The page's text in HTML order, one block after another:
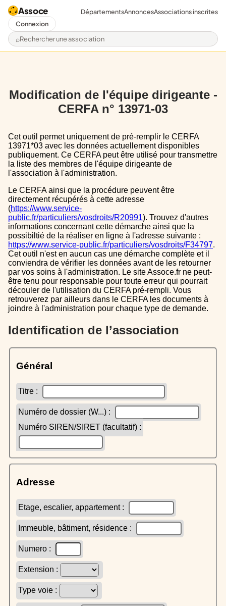
Assoce
Rechercher une association
DépartementsAnnoncesAssociations inscrites
Connexion
Modification de l'équipe dirigeante -
CERFA n° 13971-03
Cet outil permet uniquement de pré-remplir le CERFA
13971*03 avec les données actuellement disponibles
publiquement. Ce CERFA peut être utilisé pour transmettre
la liste des membres de l'équipe dirigeante de
l'association à l'administration.
Le CERFA ainsi que la procédure peuvent être
directement récupérés à cette adresse
(https://www.service-
public.fr/particuliers/vosdroits/R20991). Trouvez d'autres
informations concernant cette démarche ainsi que la
possibiltié de la réaliser en ligne à l'adresse suivante :
https://www.service-public.fr/particuliers/vosdroits/F34797.
Cet outil n'est en aucun cas une démarche complète et il
conviendra de vérifier les données avant de les retourner
par vos soins à l'administration. Le site Assoce.fr ne peut-
être tenu pour responsable pour toute erreur qui pourrait
découler de l'utilisation du CERFA pré-rempli. Vous
retrouverez par ailleurs dans le CERFA les documents à
joindre à l'administration pour chaque type de demande.
Identification de l’association
Général
Titre :
Numéro de dossier (W...) :
Numéro SIREN/SIRET (facultatif) :
Adresse
Etage, escalier, appartement :
Immeuble, bâtiment, résidence :
Numero :
Extension :
Type voie :